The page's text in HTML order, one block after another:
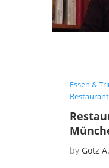
Essen &
by Götz